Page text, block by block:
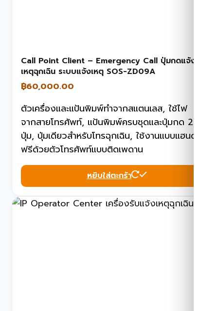
Call Point Client – Emergency Call ปุ่มกดแจ้ง
เหตุฉุกเฉิน ระบบแจ้งเหตุ SOS-ZD09A
฿60,000.00
ตัวเครื่องและแป้นพิมพ์ทำจากสแตนเลส, ใช้ไฟ
จากสายโทรศัพท์, แป้นพิมพ์ครบชุดและปุ่มกด 2
ปุ่ม, ปุ่มเดียวสำหรับโทรฉุกเฉิน, ใช้งานแบบแฮนด์
ฟรีด้วยตัวโทรศัพท์แบบติดเพดาน
หยิบใส่ตะกร้า